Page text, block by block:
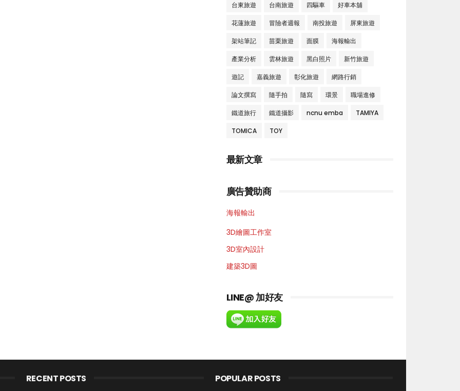
台東旅遊 台南旅遊 四驅車 好車本舖
花蓮旅遊 冒險者週報 南投旅遊 屏東旅遊
架站筆記 苗栗旅遊 面膜 海報輸出
產業分析 雲林旅遊 黑白照片 新竹旅遊
遊記 嘉義旅遊 彰化旅遊 網路行銷
論文撰寫 隨手拍 隨寫 環景 職場進修
鐵道旅行 鐵道攝影 ncnu emba TAMIYA
TOMICA TOY
最新文章
廣告贊助商
海報輸出
3D繪圖工作室
3D室內設計
建築3D圖
LINE@ 加好友
RECENT POSTS POPULAR POSTS